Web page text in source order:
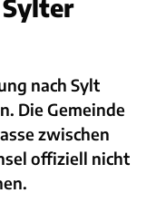
nach Sylt
Die Gemeinde
zwischen
offiziell nicht